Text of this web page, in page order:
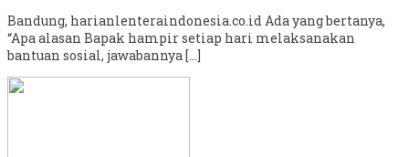
Bandung, harianlenteraindonesia.co.id Ada yang bertanya,
“Apa alasan Bapak hampir setiap hari melaksanakan
bantuan sosial, jawabannya […]